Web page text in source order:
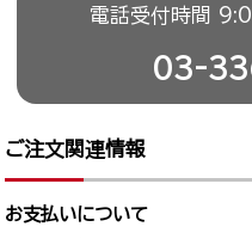
電話受付時間
03-
ご注文関連情報
お支払いについて